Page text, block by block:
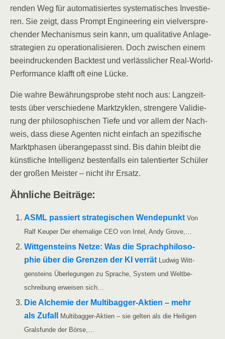
ren­den Weg für auto­ma­ti­sier­tes sys­te­ma­ti­sches Inves­tie­
ren. Sie zeigt, dass Prompt Engi­nee­ring ein viel­ver­spre­
chen­der Mecha­nis­mus sein kann, um qua­li­ta­ti­ve Anla­ge­
stra­te­gien zu ope­ra­tio­na­li­sie­ren. Doch zwi­schen einem
beein­dru­cken­den Back­test und ver­läss­li­cher Real-World-
Per­for­mance klafft oft eine Lücke.
Die wah­re Bewäh­rungs­pro­be steht noch aus: Lang­zeit­
tests über ver­schie­de­ne Markt­zy­klen, stren­ge­re Vali­die­
rung der phi­lo­so­phi­schen Tie­fe und vor allem der Nach­
weis, dass die­se Agen­ten nicht ein­fach an spe­zi­fi­sche
Markt­pha­sen über­an­ge­passt sind. Bis dahin bleibt die
künst­li­che Intel­li­genz bes­ten­falls ein talen­tier­ter Schü­ler
der gro­ßen Meis­ter – nicht ihr Ersatz.
Ähn­li­che Beiträge:
ASML pas­siert stra­te­gi­schen Wen­de­punkt Von
Ralf Keu­per Der ehe­ma­li­ge CEO von Intel, Andy Grove,…
Witt­gen­steins Net­ze: Was die Sprach­phi­lo­so­
phie über die Gren­zen der KI ver­rät Lud­wig Witt­
gen­steins Über­le­gun­gen zu Spra­che, Sys­tem und Welt­be­
schrei­bung erwei­sen sich…
Die Alche­mie der Mul­­ti­­ba­g­­ger-Akti­en – mehr
als Zufall
Mul­­ti­­ba­g­­ger-Akti­en – sie gel­ten als die Hei­li­gen
Grals­fun­de der Börse,…